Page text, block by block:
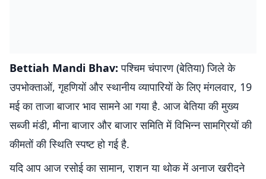
Bettiah Mandi Bhav: पश्चिम चंपारण (बेतिया) जिले के
उपभोक्ताओं, गृहणियों और स्थानीय व्यापारियों के लिए मंगलवार, 19
मई का ताजा बाजार भाव सामने आ गया है. आज बेतिया की मुख्य
सब्जी मंडी, मीना बाजार और बाजार समिति में विभिन्न सामग्रियों की
कीमतों की स्थिति स्पष्ट हो गई है.
यदि आप आज रसोई का सामान, राशन या थोक में अनाज खरीदने